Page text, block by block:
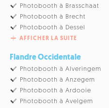
Photobooth à Brasschaat
Photobooth à Brecht
Photobooth à Dessel
AFFICHER LA SUITE
Flandre Occidentale
Photobooth à Alveringem
Photobooth à Anzegem
Photobooth à Ardooie
Photobooth à Avelgem